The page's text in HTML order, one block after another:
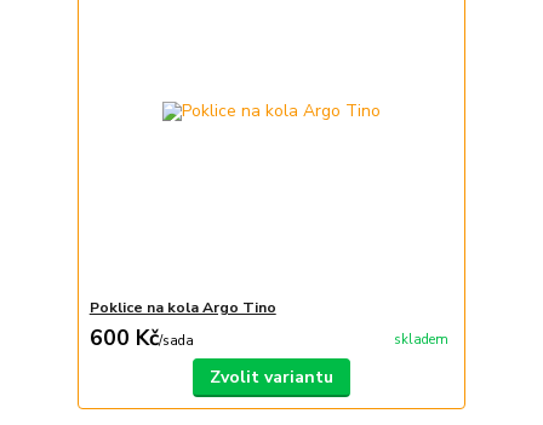
Poklice na kola Argo Tino
600 Kč/sada skladem
Zvolit variantu